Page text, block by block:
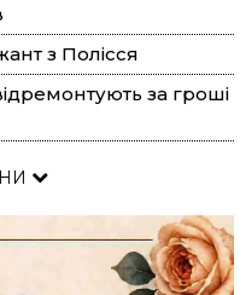
з Полісся
за гроші